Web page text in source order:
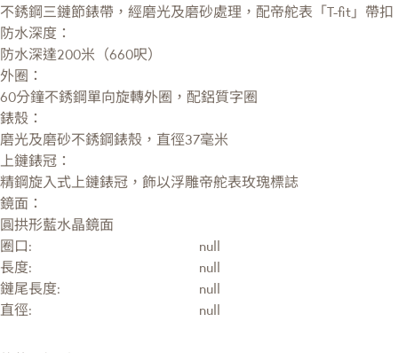
不銹鋼三鏈節錶帶，經磨光及磨砂處理，配帝舵表「T-fit」帶扣
防水深度：
防水深達200米（660呎）
外圈：
60分鐘不銹鋼單向旋轉外圈，配鋁質字圈
錶殼：
磨光及磨砂不銹鋼錶殼，直徑37毫米
上鏈錶冠：
精鋼旋入式上鏈錶冠，飾以浮雕帝舵表玫瑰標誌
鏡面：
圓拱形藍水晶鏡面
圈口:
null
長度:
null
鏈尾長度:
null
直徑:
null